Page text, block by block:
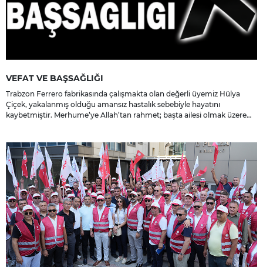
VEFAT VE BAŞSAĞLIĞI
Trabzon Ferrero fabrikasında çalışmakta olan değerli üyemiz Hülya
Çiçek, yakalanmış olduğu amansız hastalık sebebiyle hayatını
kaybetmiştir. Merhume’ye Allah’tan rahmet; başta ailesi olmak üzere